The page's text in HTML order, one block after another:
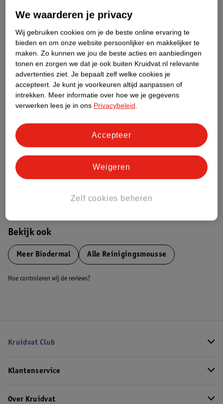
Productinformatie
Etiketinformatie
Nature Impact Score
Dit product heeft (nog) geen Nature
Impact Score.
Meer informatie
Bestel & Bezorginformatie
Aanvullende informatie
Bekijk ook
Meer Biodermal Alle Reinigingsmousse
Hoe controleren wij de reviews?
Kruidvat Club
Klantenservice
Over Kruidvat
We waarderen je privacy
Wij gebruiken cookies om je de beste online ervaring te
bieden en om onze website persoonlijker en makkelijker te
maken. Zo kunnen we jou de beste acties en aanbiedingen
tonen en zorgen we dat je ook buiten Kruidvat.nl relevante
advertenties ziet. Je bepaalt zelf welke cookies je
accepteert. Je kunt je voorkeuren altijd aanpassen of
intrekken. Meer informatie over hoe we je gegevens
verwerken lees je in ons Privacybeleid.
Zelf cookies beheren
Weigeren
Accepteer